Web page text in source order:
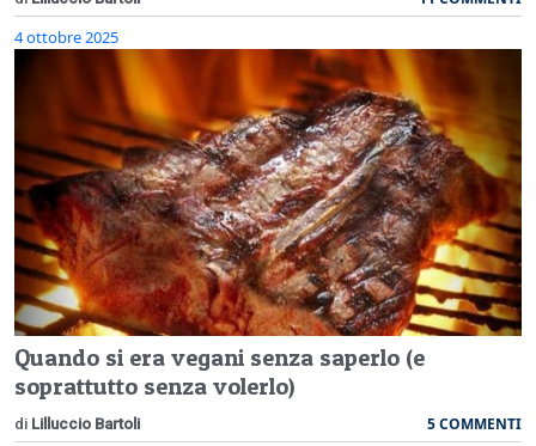
4 ottobre 2025
Quando si era vegani senza saperlo (e
soprattutto senza volerlo)
di Lilluccio Bartoli 5 COMMENTI